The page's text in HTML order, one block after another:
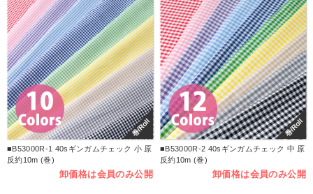
巻/Roll
■B53000R-1 40sギンガムチェック 小 原
反約10m (巻)
卸価格は会員のみ公開
巻/Roll
■B53000R-2 40sギンガムチェック 中 原
反約10m (巻)
卸価格は会員のみ公開